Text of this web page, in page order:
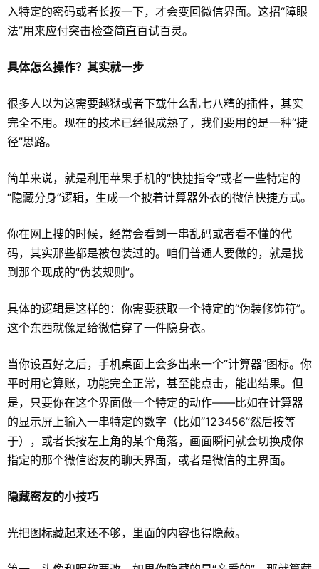
入特定的密码或者长按一下，才会变回微信界面。这招“障眼
法”用来应付突击检查简直百试百灵。
具体怎么操作？其实就一步
很多人以为这需要越狱或者下载什么乱七八糟的插件，其实
完全不用。现在的技术已经很成熟了，我们要用的是一种“捷
径”思路。
简单来说，就是利用苹果手机的“快捷指令”或者一些特定的
“隐藏分身”逻辑，生成一个披着计算器外衣的微信快捷方式。
你在网上搜的时候，经常会看到一串乱码或者看不懂的代
码，其实那些都是被包装过的。咱们普通人要做的，就是找
到那个现成的“伪装规则”。
具体的逻辑是这样的：你需要获取一个特定的“伪装修饰符”。
这个东西就像是给微信穿了一件隐身衣。
当你设置好之后，手机桌面上会多出来一个“计算器”图标。你
平时用它算账，功能完全正常，甚至能点击，能出结果。但
是，只要你在这个界面做一个特定的动作——比如在计算器
的显示屏上输入一串特定的数字（比如“123456”然后按等
于），或者长按左上角的某个角落，画面瞬间就会切换成你
指定的那个微信密友的聊天界面，或者是微信的主界面。
隐藏密友的小技巧
光把图标藏起来还不够，里面的内容也得隐蔽。